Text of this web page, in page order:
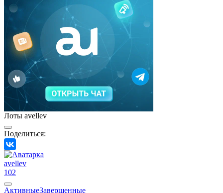
Лоты avellev
Поделиться:
avellev
102
АктивныеЗавершенные